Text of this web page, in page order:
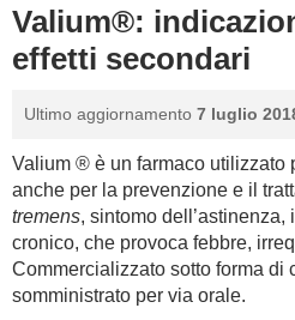
STILE
BIOGRAFIE
GASTRONOMIA
CAPELLI
Valium®:
effetti secondari
Ultimo aggiornamento 7 luglio
Valium ® è un farmaco utilizzato
anche per la prevenzione e il
tremens, sintomo
cronico, che provoca febbre,
Commercializzato sotto forma di
somministrato per via orale.